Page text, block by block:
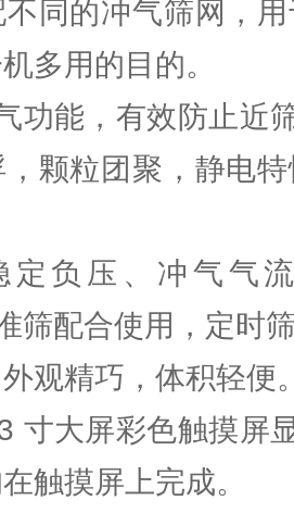
同的冲气筛网，
多用的目的。
功能，有效防止近
，颗粒团聚，静电
定负压、冲气气
筛配合使用，定时
观精巧，体积轻便
寸大屏彩色触摸屏
触摸屏上完成。